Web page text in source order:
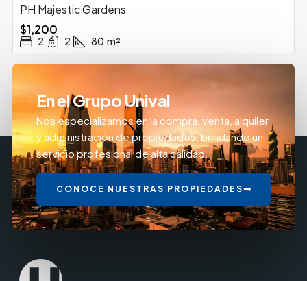
PH Majestic Gardens
$1,200
2 2 80 m²
En el Grupo Unival
Nos especializamos en la compra, venta, alquiler
y administración de propiedades, brindando un
servicio profesional de alta calidad.
CONOCE NUESTRAS PROPIEDADES